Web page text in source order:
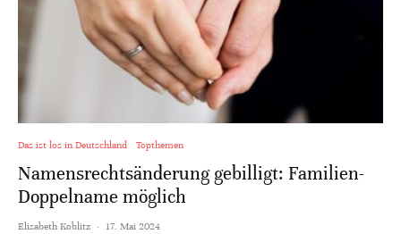
Das ist los in Deutschland Topthemen
Namensrechtsänderung gebilligt: Familien-
Doppelname möglich
Elisabeth Koblitz · 17. Mai 2024